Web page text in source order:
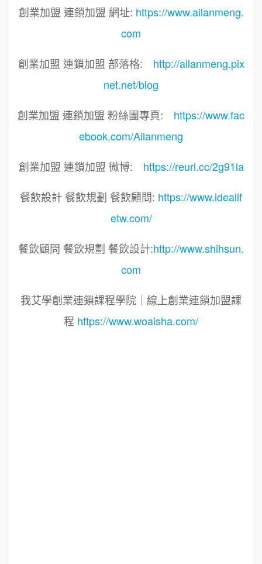
創業加盟 連鎖加盟 網址: https://www.ailanmeng.
com
創業加盟 連鎖加盟 部落格: http://ailanmeng.pix
net.net/blog
創業加盟 連鎖加盟 粉絲團專頁: https://www.fac
ebook.com/Ailanmeng
創業加盟 連鎖加盟 微博: https://reurl.cc/2g91la
餐飲設計 餐飲規劃 餐飲顧問: https://www.idealif
etw.com/
餐飲顧問 餐飲規劃 餐飲設計:http://www.shihsun.
com
我艾學創業連鎖課程學院｜線上創業連鎖加盟課
程 https://www.woaisha.com/